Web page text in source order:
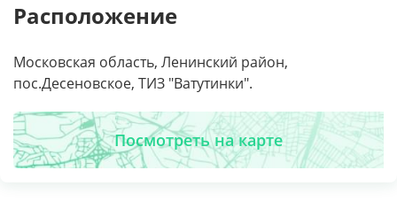
Расположение
Московская область, Ленинский район,
пос.Десеновское, ТИЗ "Ватутинки".
Посмотреть на карте